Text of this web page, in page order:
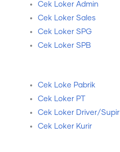
Cek Loker Admin
Cek Loker Sales
Cek Loker SPG
Cek Loker SPB
Cek Loke Pabrik
Cek Loker PT
Cek Loker Driver/Supir
Cek Loker Kurir